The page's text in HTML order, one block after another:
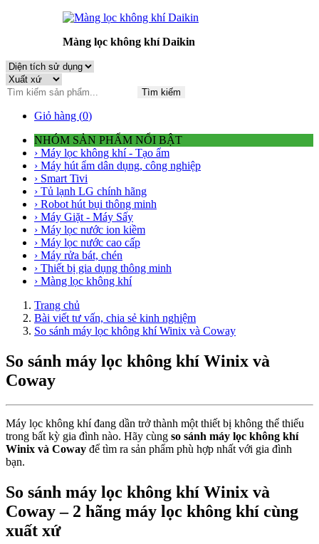
Màng lọc không khí Daikin
Tìm kiếm
Giỏ hàng (0)
NHÓM SẢN PHẨM NỔI BẬT
› Máy lọc không khí - Tạo ẩm
› Máy hút ẩm dân dụng, công nghiệp
› Smart Tivi
› Tủ lạnh LG chính hãng
› Robot hút bụi thông minh
› Máy Giặt - Máy Sấy
› Máy lọc nước ion kiềm
› Máy lọc nước cao cấp
› Máy rửa bát, chén
› Thiết bị gia dụng thông minh
› Màng lọc không khí
Trang chủ
Bài viết tư vấn, chia sẻ kinh nghiệm
So sánh máy lọc không khí Winix và Coway
So sánh máy lọc không khí Winix và
Coway
Máy lọc không khí đang dần trở thành một thiết bị không thể thiếu
trong bất kỳ gia đình nào. Hãy cùng so sánh máy lọc không khí
Winix và Coway để tìm ra sản phẩm phù hợp nhất với gia đình
bạn.
So sánh máy lọc không khí Winix và
Coway – 2 hãng máy lọc không khí cùng
xuất xứ